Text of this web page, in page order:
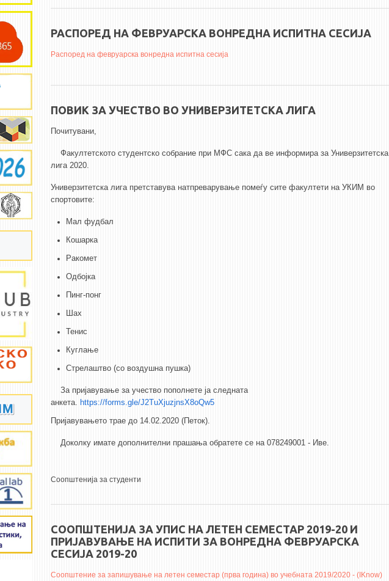
РАСПОРЕД НА ФЕВРУАРСКА ВОНРЕДНА ИСПИТНА СЕСИЈА
Распоред на февруарска вонредна испитна сесија
ПОВИК ЗА УЧЕСТВО ВО УНИВЕРЗИТЕТСКА ЛИГА
Почитувани,
Факултетското студентско собрание при МФС сака да ве информира за Универзитетска
лига 2020.
Универзитетска лига претставува натпреварување помеѓу сите факултети на УКИМ во
спортовите:
Мал фудбал
Кошарка
Ракомет
Одбојка
Пинг-понг
Шах
Тенис
Куглање
Стрелаштво (со воздушна пушка)
За пријавување за учество пополнете ја следната
анкета. https://forms.gle/J2TuXjuzjnsX8oQw5
Пријавувањето трае до 14.02.2020 (Петок).
Доколку имате дополнителни прашања обратете се на 078249001 - Иве.
Соопштенија за студенти
СООПШТЕНИЈА ЗА УПИС НА ЛЕТЕН СЕМЕСТАР 2019-20 И
ПРИЈАВУВАЊЕ НА ИСПИТИ ЗА ВОНРЕДНА ФЕВРУАРСКА
СЕСИЈА 2019-20
Соопштение за запишување на летен семестар (прва година) во учебната 2019/2020 - (IKnow)